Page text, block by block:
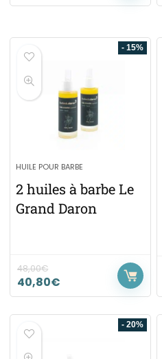
- 15%
HUILE POUR BARBE
2 huiles à barbe Le
Grand Daron
48,00€
40,80€
- 20%